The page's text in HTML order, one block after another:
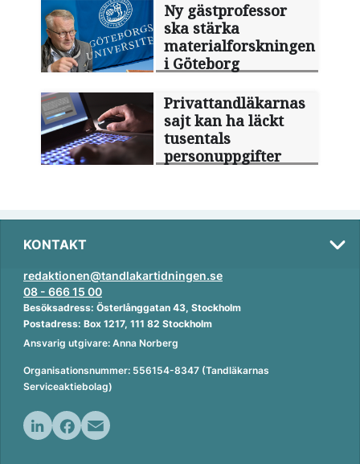
Ny gästprofessor
ska stärka
materialforskningen
i Göteborg
Privattandläkarnas
sajt kan ha läckt
tusentals
personuppgifter
KONTAKT
redaktionen@tandlakartidningen.se
08 - 666 15 00
Besöksadress: Österlånggatan 43, Stockholm
Postadress: Box 1217, 111 82 Stockholm
Ansvarig utgivare: Anna Norberg
Organisationsnummer: 556154-8347 (Tandläkarnas
Serviceaktiebolag)